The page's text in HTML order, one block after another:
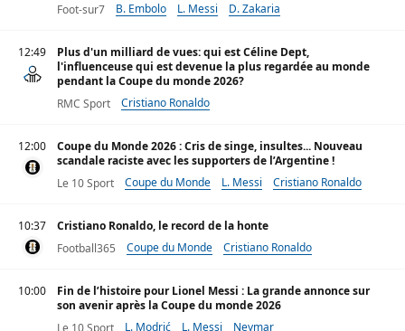
Foot-sur7
B. Embolo L. Messi D. Zakaria
12:49
Plus d'un milliard de vues: qui est Céline Dept,
l'influenceuse qui est devenue la plus regardée au monde
pendant la Coupe du monde 2026?
RMC Sport
Cristiano Ronaldo
12:00
Coupe du Monde 2026 : Cris de singe, insultes... Nouveau
scandale raciste avec les supporters de l’Argentine !
Le 10 Sport
Coupe du Monde L. Messi Cristiano Ronaldo
10:37
Cristiano Ronaldo, le record de la honte
Football365
Coupe du Monde Cristiano Ronaldo
10:00
Fin de l’histoire pour Lionel Messi : La grande annonce sur
son avenir après la Coupe du monde 2026
Le 10 Sport
L. Modrić L. Messi Neymar